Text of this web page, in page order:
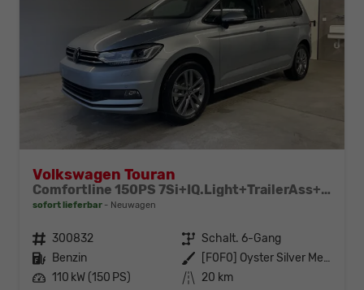
Volkswagen Touran
Comfortline 150PS 7Si+IQ.Light+TrailerAss+Cam+Navi+Kamera+Alarm+Kessy+App-Connect
sofort lieferbar Neuwagen
Fahrzeugnr. 300832 Getriebe Schalt. 6-Gang
Kraftstoff Benzin Außenfarbe
[F0F0] Oyster Silver Metallic
Leistung 110 kW (150 PS) Kilometerstand 20 km